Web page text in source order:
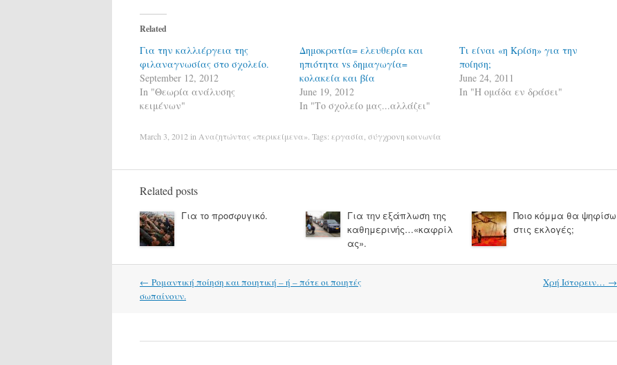
Related
Για την καλλιέργεια της
φιλαναγνωσίας στο σχολείο.
September 12, 2012
In "Θεωρία ανάλυσης
κειμένων"
Δημοκρατία= ελευθερία και
ηπιότητα vs δημαγωγία=
κολακεία και βία
June 19, 2012
In "Το σχολείο μας...αλλάζει"
Τι είναι «η Κρίση» για την
ποίηση;
June 24, 2011
In "Η ομάδα εν δράσει"
March 3, 2012 in Αναζητώντας «περικείμενα» . Tags: εργασία σύγχρονη κοινωνία
Related posts
Για το προσφυγικό.
Για την εξάπλωση της
καθημερινής…«καφρίλ
ας».
Ποιο κόμμα θα ψηφίσω
στις εκλογές;
Post
navigation
← Ρομαντική ποίηση και ποιητική – ή – πότε οι ποιητές
σωπαίνουν.
Χρή Ιστορειν… →